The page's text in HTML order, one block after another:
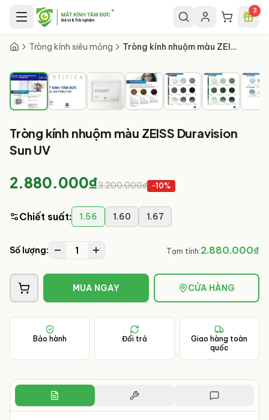
Chuyển đến nội dung chính 3
Tròng kính siêu mỏng Tròng kính nhuộm màu ZEISS Duravision Sun UV
1/
Tròng kính nhuộm màu ZEISS Duravision
Sun UV
2.880.000₫3.200.000₫ -10%
Chiết suất: 1.56 1.60 1.67
Số lượng: 1 Tạm tính:2.880.000₫
MUA NGAY CỬA HÀNG
Bảo hành Đổi trả
Giao hàng toàn
quốc